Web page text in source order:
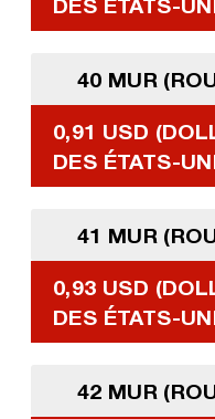
DES ÉTATS-
40 MUR
0,91 USD
DES ÉTATS-
41 MUR
0,93 USD
DES ÉTATS-
42 MUR